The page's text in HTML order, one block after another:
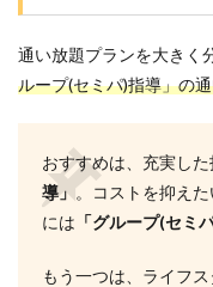
通い放題プランを大きく
ループ(セミパ)指導」の
おすすめは、充実し
導」 。コストを抑え
には 「グループ(セミ
もう一つは、ライフ